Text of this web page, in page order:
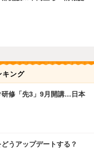
キング
研修「先3」9月開講…日本
どうアップデートする？